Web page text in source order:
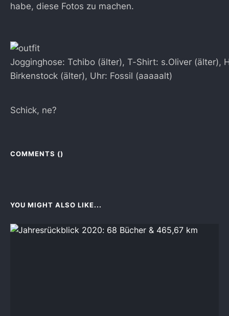
habe, diese Fotos zu machen.
Jogginghose: Tchibo (älter), T-Shirt: s.Oliver (älter),
Birkenstock (älter), Uhr: Fossil (aaaaalt)
Schick, ne?
COMMENTS ()
YOU MIGHT ALSO LIKE...